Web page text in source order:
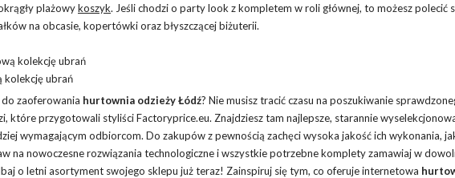
plażowykoszyk. Jeśli chodzi o party look z kompletem w roli głównej, to możesz polecić
na obcasie, kopertówki oraz błyszczącej biżuterii.
kolekcję ubrań
do zaoferowania hurtownia odzieży Łódź? Nie musisz tracić czasu na poszukiwanie
które przygotowali styliści Factoryprice.eu. Znajdziesz tam najlepsze, starannie
wymagającym odbiorcom. Do zakupów z pewnością zachęci wysoka jakość ich wykonania,
na nowoczesne rozwiązania technologiczne i wszystkie potrzebne komplety zamawiaj w
o letni asortyment swojego sklepu już teraz! Zainspiruj się tym, co oferuje internetowa